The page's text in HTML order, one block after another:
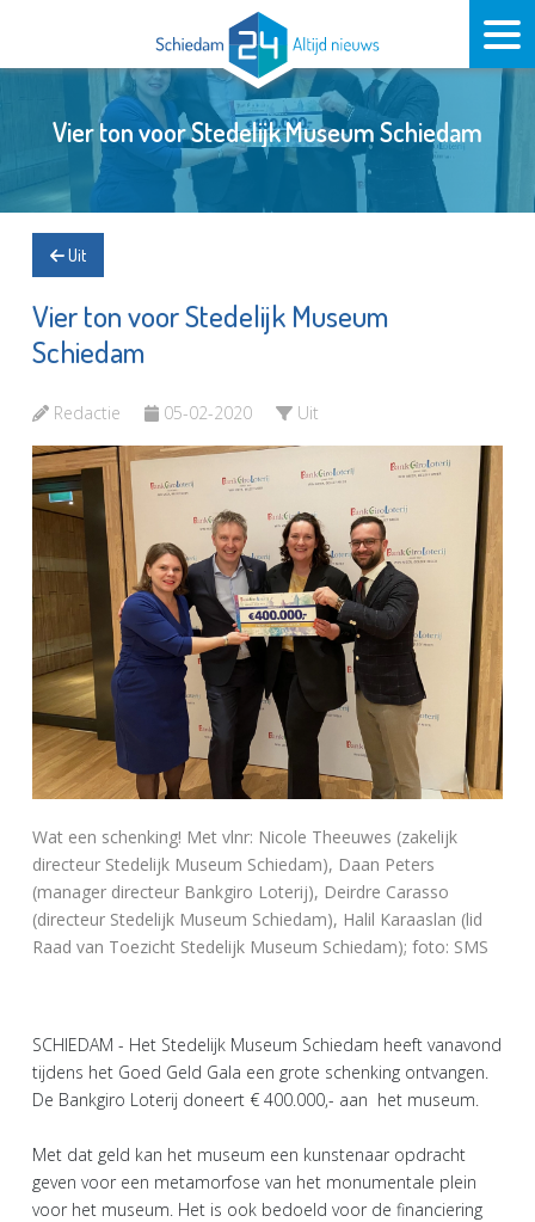
Vier ton voor Stedelijk Museum Schiedam
Uit
Vier ton voor Stedelijk Museum
Schiedam
Redactie 05-02-2020 Uit
Wat een schenking! Met vlnr: Nicole Theeuwes (zakelijk
directeur Stedelijk Museum Schiedam), Daan Peters
(manager directeur Bankgiro Loterij), Deirdre Carasso
(directeur Stedelijk Museum Schiedam), Halil Karaaslan (lid
Raad van Toezicht Stedelijk Museum Schiedam); foto: SMS
SCHIEDAM - Het Stedelijk Museum Schiedam heeft vanavond
tijdens het Goed Geld Gala een grote schenking ontvangen.
De Bankgiro Loterij doneert € 400.000,- aan het museum.
Met dat geld kan het museum een kunstenaar opdracht
geven voor een metamorfose van het monumentale plein
voor het museum. Het is ook bedoeld voor de financiering